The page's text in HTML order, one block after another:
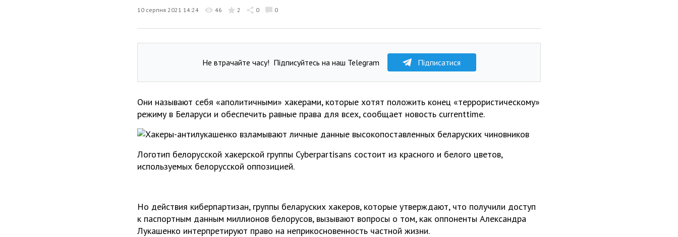
10 серпня 2021 14:24 46 2 0 0
Не втрачайте часу! Підписуйтесь на наш Telegram Підписатися
Они называют себя «аполитичными» хакерами, которые хотят положить конец «террористическому»
режиму в Беларуси и обеспечить равные права для всех, сообщает новость currenttime.
Логотип белорусской хакерской группы Cyberpartisans состоит из красного и белого цветов,
используемых белорусской оппозицией.
Но действия киберпартизан, группы беларуских хакеров, которые утверждают, что получили доступ
к паспортным данным миллионов белорусов, вызывают вопросы о том, как оппоненты Александра
Лукашенко интерпретируют право на неприкосновенность частной жизни.